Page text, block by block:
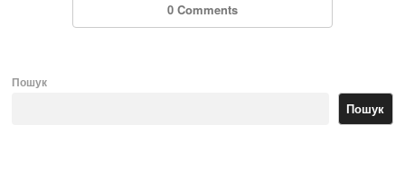
0 Comments
Пошук
Пошук